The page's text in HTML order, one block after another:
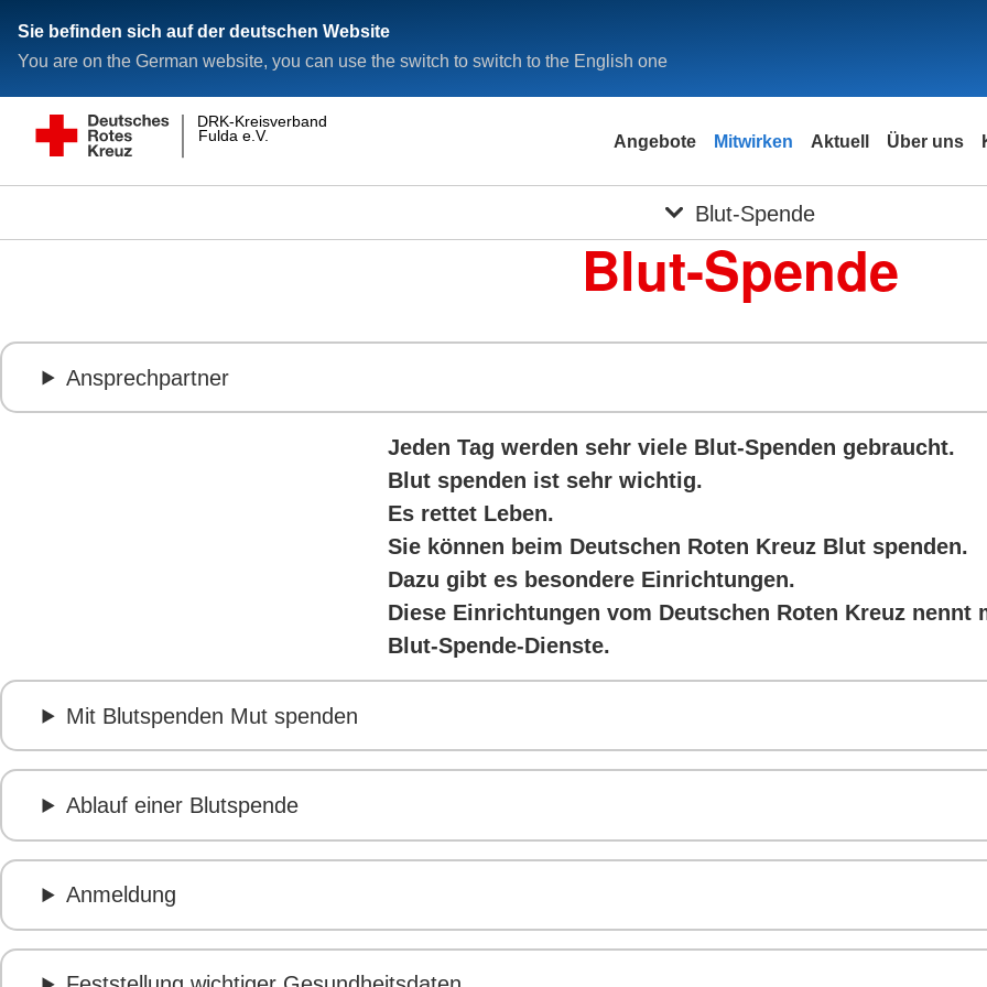
Sie befinden sich auf der deutschen Website
You are on the German website, you can use the switch to switch to the English one
Fulda e.V.
DRK-Kreisverband
Angebote Mitwirken Aktuell Über uns
Blut-Spende
Blut-Spende
Ansprechpartner
Jeden Tag werden sehr viele Blut-Spenden gebraucht.
Blut spenden ist sehr wichtig.
Es rettet Leben.
Sie können beim Deutschen Roten Kreuz Blut spenden.
Dazu gibt es besondere Einrichtungen.
Diese Einrichtungen vom Deutschen Roten Kreuz nennt
Blut-Spende-Dienste.
Mit Blutspenden Mut spenden
Ablauf einer Blutspende
Anmeldung